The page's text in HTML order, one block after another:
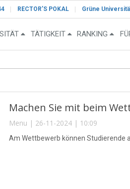
RECTOR’S POKAL Grüne
TÄTIGKEIT RANKING
Machen Sie mit beim
Menu | 26-11-2024 | 10:09
Am Wettbewerb können Studierende